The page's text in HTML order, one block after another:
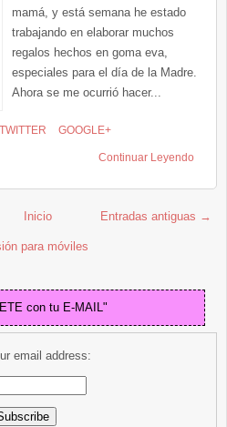
mamá, y está semana he estado
trabajando en elaborar muchos
regalos hechos en goma eva,
especiales para el día de la Madre.
Ahora se me ocurrió hacer...
TWITTER GOOGLE+
Continuar Leyendo
Entradas antiguas →
Inicio
para móviles
con tu E-MAIL"
email address: